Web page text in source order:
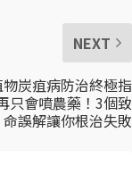
NEXT
炭疽病防治終極指
只會噴農藥！3個致
命誤解讓你根治失敗